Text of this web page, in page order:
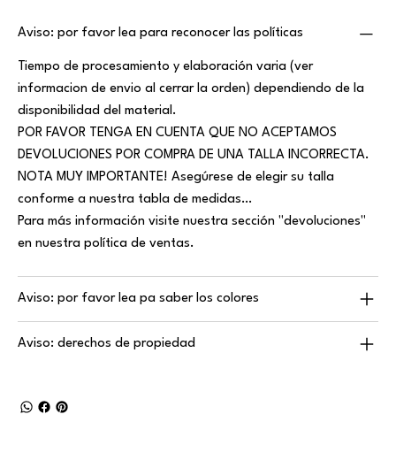
Aviso: por favor lea para reconocer las políticas
Tiempo de procesamiento y elaboración varia (ver
informacion de envio al cerrar la orden) dependiendo de la
disponibilidad del material.
POR FAVOR TENGA EN CUENTA QUE NO ACEPTAMOS
DEVOLUCIONES POR COMPRA DE UNA TALLA INCORRECTA.
NOTA MUY IMPORTANTE! Asegúrese de elegir su talla
conforme a nuestra tabla de medidas…
Para más información visite nuestra sección "devoluciones"
en nuestra política de ventas.
Aviso: por favor lea pa saber los colores
Aviso: derechos de propiedad